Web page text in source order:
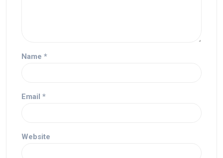
Name *
Email *
Website